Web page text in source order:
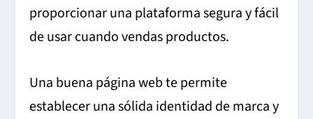
proporcionar una plataforma segura y fácil
de usar cuando vendas productos.
Una buena página web te permite
establecer una sólida identidad de marca y